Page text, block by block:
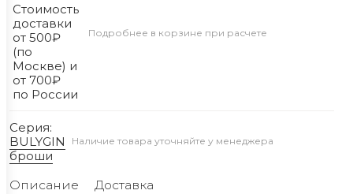
Стоимость
доставки
от 500₽
(по
Москве) и
от 700₽
по России
Подробнее в корзине при расчете
Серия:
BULYGIN
броши
Наличие товара уточняйте у менеджера
Описание Доставка